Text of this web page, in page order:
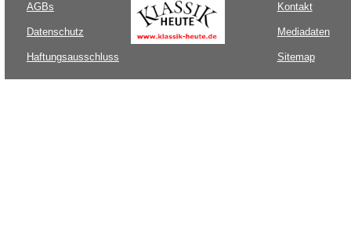
AGBs
Datenschutz
Haftungsausschluss
Kontakt
Mediadaten
Sitemap